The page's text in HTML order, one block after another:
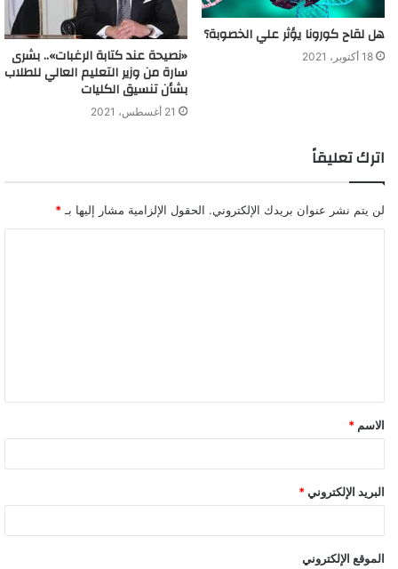
هل لقاح كورونا يؤثر علي الخصوبة؟
18 أكتوبر، 2021 «نصيحة عند كتابة الرغبات».. بشرى
سارة من وزير التعليم العالي للطلاب
بشأن تنسيق الكليات
21 أغسطس، 2021
اترك تعليقاً
لن يتم نشر عنوان بريدك الإلكتروني. الحقول الإلزامية مشار إليها بـ *
الاسم *
البريد الإلكتروني *
الموقع الإلكتروني